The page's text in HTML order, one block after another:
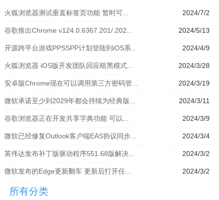
2024/7/2
火狐浏览器测试垂直标签页功能 暂时可...
2024/5/13
谷歌推出Chrome v124.0.6367.201/.202...
2024/4/9
开源跨平台游戏PPSSPP计划登陆到iOS系...
2024/3/28
火狐浏览器 iOS版开发团队回应暗黑模式...
2024/3/19
安卓版Chrome现在可以调用第三方密码管...
2024/3/11
微软承诺至少到2029年都会持续为经典版...
2024/3/9
谷歌浏览器正在开发共享字典功能 可以...
2024/3/4
微软已经修复Outlook客户端EAS协议同步...
2024/3/2
英伟达发布补丁版驱动程序551.68版解决...
2024/3/2
微软发布的Edge更新翻车 更新后打开任...
所有分类